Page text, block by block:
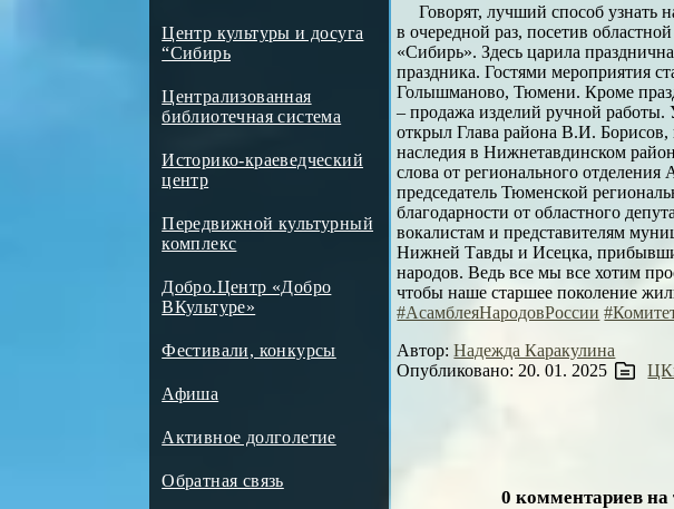
Центр культуры и досуга
“Сибирь
Централизованная
библиотечная система
Историко-краеведческий
центр
Передвижной культурный
комплекс
Добро.Центр «Добро
ВКультуре»
Фестивали, конкурсы
Афиша
Активное долголетие
Обратная связь
Говорят, лучший способ узнать
в очередной раз, посетив
«Сибирь». Здесь царила
праздника. Гостями мероприятия
Голышманово, Тюмени. Кроме
– продажа изделий ручной
открыл Глава района В.И. Борисов,
наследия в Нижнетавдинском
слова от регионального
председатель Тюменской
благодарности от областного
вокалистам и представителям
Нижней Тавды и Исецка,
народов. Ведь все мы все хотим
чтобы наше старшее поколение
#АсамблеяНародовРоссии
Автор:Надежда Каракулина
Опубликовано: 20. 01. 2025
0 комментариев